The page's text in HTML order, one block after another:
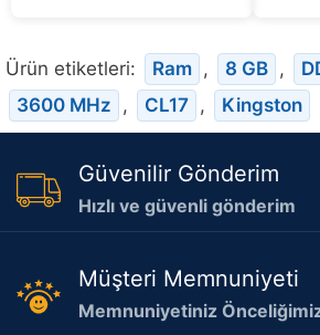
Ürün etiketleri: Ram , 8 GB ,
3600 MHz , CL17 , Kingston
Güvenilir Gönderim
Hızlı ve güvenli gönderim
Müşteri Memnuniyeti
Memnuniyetiniz